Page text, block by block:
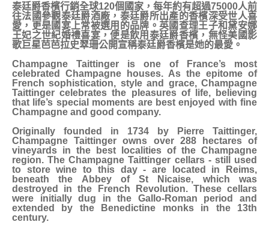
泰廷爵香檳行銷全球120個國家，每年約有超過75000人前
往法國參觀泰廷爵酒廠，泰廷爵所出產的香檳深受世人喜
愛，更是國宴上常被選用的品牌。英國查理王子和黛安娜
王妃之世紀婚禮喜宴，便是飲用泰廷爵香檳，無怪美國影
歌巨星芭芭拉史翠珊公開宣稱泰廷爵香檳是她的最愛。
Champagne Taittinger is one of France’s most
celebrated Champagne houses. As the epitome of
French sophistication, style and grace, Champagne
Taittinger celebrates the pleasures of life, believing
that life’s special moments are best enjoyed with fine
Champagne and good company.
Originally founded in 1734 by Pierre Taittinger,
Champagne Taittinger owns over 288 hectares of
vineyards in the best localities of the Champagne
region. The Champagne Taittinger cellars - still used
to store wine to this day - are located in Reims,
beneath the Abbey of St Nicaise, which was
destroyed in the French Revolution. These cellars
were initially dug in the Gallo-Roman period and
extended by the Benedictine monks in the 13th
century.